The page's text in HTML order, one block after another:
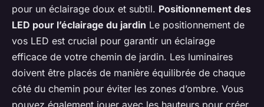
pour un éclairage doux et subtil. Positionnement des
LED pour l’éclairage du jardin Le positionnement de
vos LED est crucial pour garantir un éclairage
efficace de votre chemin de jardin. Les luminaires
doivent être placés de manière équilibrée de chaque
côté du chemin pour éviter les zones d’ombre. Vous